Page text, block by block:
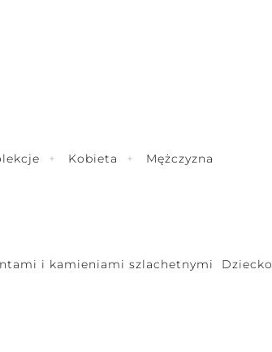
Kobieta Mężczyzna
i kamieniami szlachetnymi Dziecko